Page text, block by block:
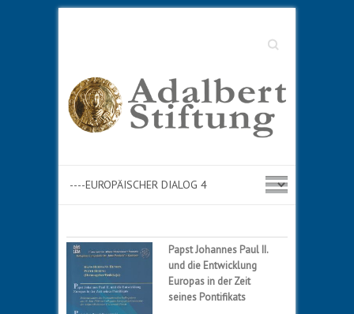
Suche
Papst Johannes Paul II.
und die Entwicklung
Europas in der Zeit
seines Pontifikats